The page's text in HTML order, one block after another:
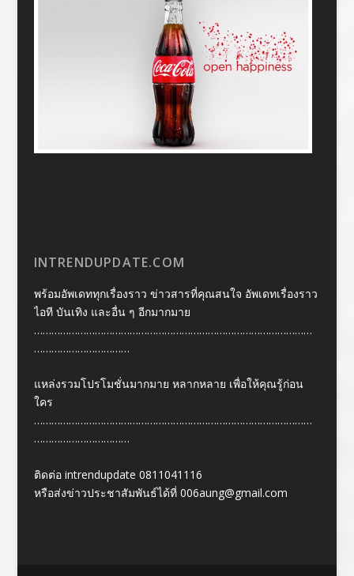
INTRENDUPDATE.COM
พร้อมอัพเดททุกเรื่องราว ข่าวสารที่คุณสนใจ อัพเดทเรื่องราว
ไอที บันเทิง และอื่น ๆ อีกมากมาย
……………………………………………………………………………………
……………………………
แหล่งรวมโปรโมชั่นมากมาย หลากหลาย เพื่อให้คุณรู้ก่อน
ใคร
……………………………………………………………………………………
……………………………
ติดต่อ intrendupdate 0811041116
หรือส่งข่าวประชาสัมพันธ์ได้ที่ 006aung@gmail.com